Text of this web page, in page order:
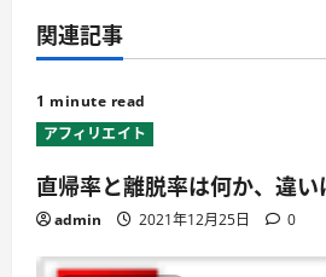
関連記事
1 minute read
アフィリエイト
直帰率と離脱率は何か、違い
admin 2021年12月25日 0